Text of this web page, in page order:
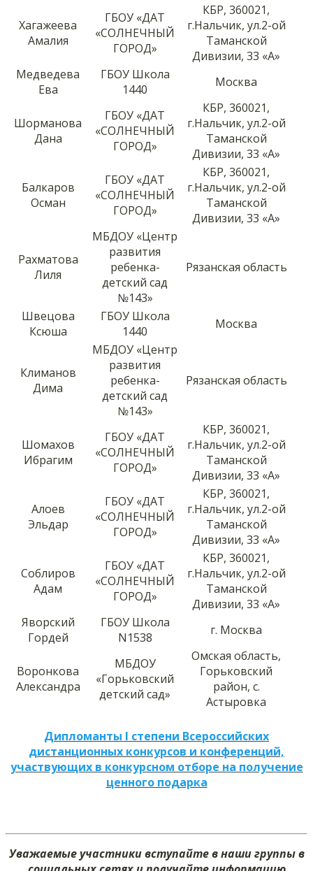
Хагажеева
Амалия
ГБОУ «ДАТ
«СОЛНЕЧНЫЙ
ГОРОД»
КБР, 360021,
г.Нальчик, ул.2-ой
Таманской
Дивизии, 33 «А»
Медведева
Ева
ГБОУ Школа
1440
Москва
Шорманова
Дана
ГБОУ «ДАТ
«СОЛНЕЧНЫЙ
ГОРОД»
КБР, 360021,
г.Нальчик, ул.2-ой
Таманской
Дивизии, 33 «А»
Балкаров
Осман
ГБОУ «ДАТ
«СОЛНЕЧНЫЙ
ГОРОД»
КБР, 360021,
г.Нальчик, ул.2-ой
Таманской
Дивизии, 33 «А»
Рахматова
Лиля
МБДОУ «Центр
развития
ребенка-
детский сад
№143»
Рязанская область
Швецова
Ксюша
ГБОУ Школа
1440
Москва
Климанов
Дима
МБДОУ «Центр
развития
ребенка-
детский сад
№143»
Рязанская область
Шомахов
Ибрагим
ГБОУ «ДАТ
«СОЛНЕЧНЫЙ
ГОРОД»
КБР, 360021,
г.Нальчик, ул.2-ой
Таманской
Дивизии, 33 «А»
Алоев
Эльдар
ГБОУ «ДАТ
«СОЛНЕЧНЫЙ
ГОРОД»
КБР, 360021,
г.Нальчик, ул.2-ой
Таманской
Дивизии, 33 «А»
Соблиров
Адам
ГБОУ «ДАТ
«СОЛНЕЧНЫЙ
ГОРОД»
КБР, 360021,
г.Нальчик, ул.2-ой
Таманской
Дивизии, 33 «А»
Яворский
Гордей
ГБОУ Школа
N1538
г. Москва
Воронкова
Александра
МБДОУ
«Горьковский
детский сад»
Омская область,
Горьковский
район, с.
Астыровка
Дипломанты I степени Всероссийских
дистанционных конкурсов и конференций,
участвующих в конкурсном отборе на получение
ценного подарка
Уважаемые участники вступайте в наши группы в